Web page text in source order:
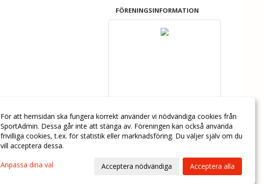
FÖRENINGSINFORMATION
För att hemsidan ska fungera korrekt använder vi nödvändiga cookies från
SportAdmin. Dessa går inte att stänga av. Föreningen kan också använda
frivilliga cookies, t.ex. för statistik eller marknadsföring. Du väljer själv om du
vill acceptera dessa.
Anpassa dina val Acceptera nödvändiga Acceptera alla